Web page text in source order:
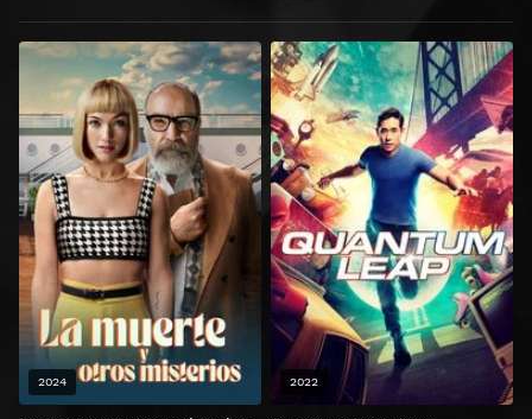
2024 2022